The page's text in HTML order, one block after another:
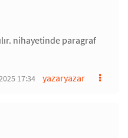
nihayetinde paragraf
yazaryazar
17:34